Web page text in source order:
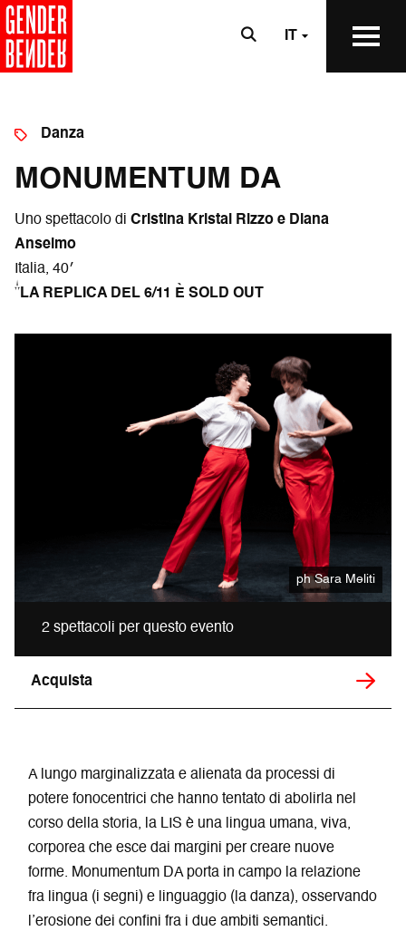
IT
Danza
MONUMENTUM DA
Uno spettacolo di Cristina Kristal Rizzo e Diana
Anselmo
Italia, 40′
*LA REPLICA DEL 6/11 È SOLD OUT
2 spettacoli per questo evento
Acquista
ph Sara Meliti
A lungo marginalizzata e alienata da processi di
potere fonocentrici che hanno tentato di abolirla nel
corso della storia, la LIS è una lingua umana, viva,
corporea che esce dai margini per creare nuove
forme. Monumentum DA porta in campo la relazione
fra lingua (i segni) e linguaggio (la danza), osservando
l’erosione dei confini fra i due ambiti semantici.